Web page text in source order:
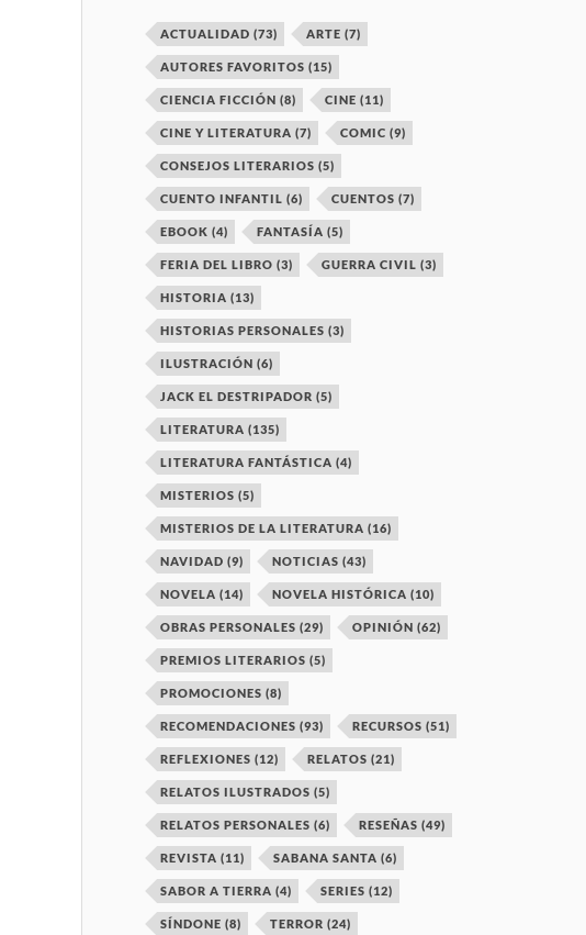
ACTUALIDAD (73) ARTE (7)
AUTORES FAVORITOS (15)
CIENCIA FICCIÓN (8) CINE (11)
CINE Y LITERATURA (7) COMIC (9)
CONSEJOS LITERARIOS (5)
CUENTO INFANTIL (6) CUENTOS (7)
EBOOK (4) FANTASÍA (5)
FERIA DEL LIBRO (3) GUERRA CIVIL (3)
HISTORIA (13)
HISTORIAS PERSONALES (3)
ILUSTRACIÓN (6)
JACK EL DESTRIPADOR (5)
LITERATURA (135)
LITERATURA FANTÁSTICA (4)
MISTERIOS (5)
MISTERIOS DE LA LITERATURA (16)
NAVIDAD (9) NOTICIAS (43)
NOVELA (14) NOVELA HISTÓRICA (10)
OBRAS PERSONALES (29) OPINIÓN (62)
PREMIOS LITERARIOS (5)
PROMOCIONES (8)
RECOMENDACIONES (93) RECURSOS (51)
REFLEXIONES (12) RELATOS (21)
RELATOS ILUSTRADOS (5)
RELATOS PERSONALES (6) RESEÑAS (49)
REVISTA (11) SABANA SANTA (6)
SABOR A TIERRA (4) SERIES (12)
SÍNDONE (8) TERROR (24)